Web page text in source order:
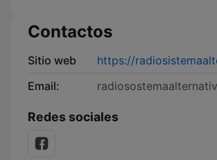
Contactos
Sitio web
https://
Email:
Redes sociales